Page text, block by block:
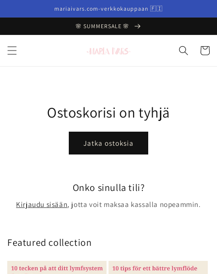
sisältöön
mariaivars.com-verkkokauppaan 🇫🇮
🌸 SUMMERSALE 🌸
Ostoskorisi on tyhjä
Jatka ostoksia
Onko sinulla tili?
Kirjaudu sisään, jotta voit maksaa kassalla nopeammin.
Featured collection